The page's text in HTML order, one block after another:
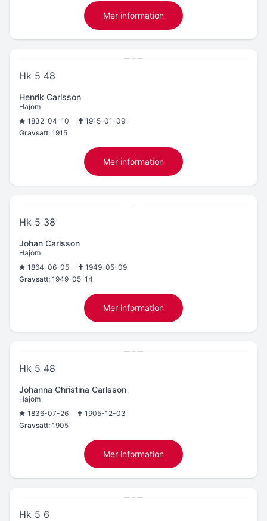
Mer information
Hk 5 48
Henrik Carlsson
Hajom
1832-04-10
1915-01-09
Gravsatt: 1915
Mer information
Hk 5 38
Johan Carlsson
Hajom
1864-06-05
1949-05-09
Gravsatt: 1949-05-14
Mer information
Hk 5 48
Johanna Christina Carlsson
Hajom
1836-07-26
1905-12-03
Gravsatt: 1905
Mer information
Hk 5 6